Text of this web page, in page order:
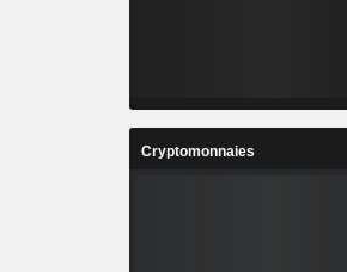
Cryptomonnaies